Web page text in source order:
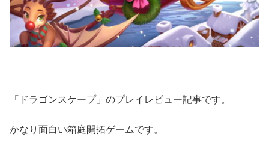
「ドラゴンスケープ」のプレイレビュー記事です。
かなり面白い箱庭開拓ゲームです。